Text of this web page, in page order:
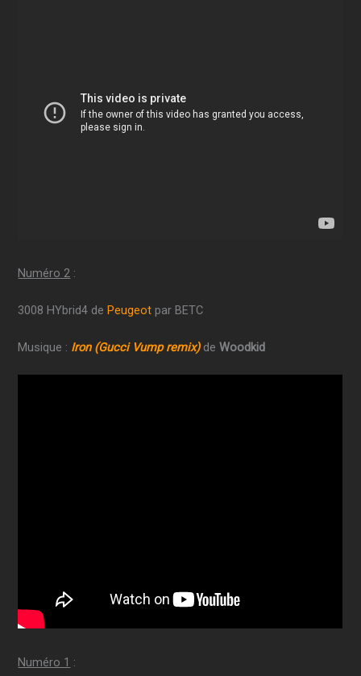
Numéro 2 :
3008 HYbrid4 dePeugeot par BETC
Musique : Iron (Gucci Vump remix)deWoodkid
Numéro 1 :